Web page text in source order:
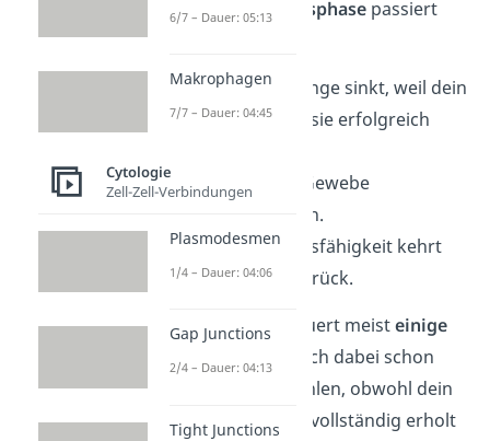
In der Gesundungsphase passiert
Die Erregermenge sinkt, weil dein
Immunsystem sie erfolgreich
Beschädigtes Gewebe
regeneriert sich.
Deine Leistungsfähigkeit kehrt
schrittweise zurück.
Dieser Prozess dauert meisteinige
Tage
. Du kannst dich dabei schon
deutlich besser fühlen, obwohl dein
Körper noch nicht vollständig erholt
6/7 – Dauer: 05:13
Makrophagen
7/7 – Dauer: 04:45
Cytologie
Zell-Zell-Verbindungen
Plasmodesmen
1/4 – Dauer: 04:06
Gap Junctions
2/4 – Dauer: 04:13
Tight Junctions